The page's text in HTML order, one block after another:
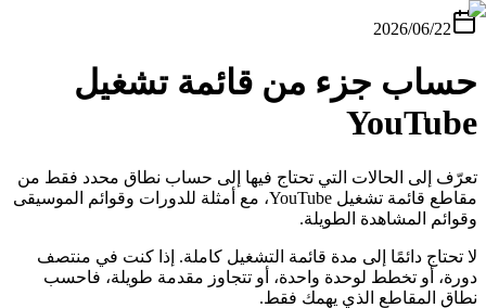
2026/06/22
حساب جزء من قائمة تشغيل
YouTube
تعرّف إلى الحالات التي تحتاج فيها إلى حساب نطاق محدد فقط من
مقاطع قائمة تشغيل YouTube، مع أمثلة للدورات وقوائم الموسيقى
وقوائم المشاهدة الطويلة.
لا تحتاج دائمًا إلى مدة قائمة التشغيل كاملة. إذا كنت في منتصف
دورة، أو تخطط لوحدة واحدة، أو تتجاوز مقدمة طويلة، فاحسب
نطاق المقاطع الذي يهمك فقط.